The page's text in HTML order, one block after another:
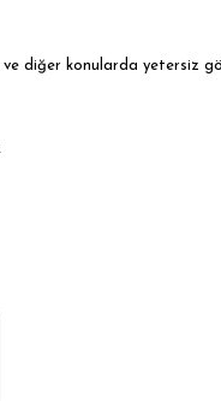
ve diğer konularda yetersiz